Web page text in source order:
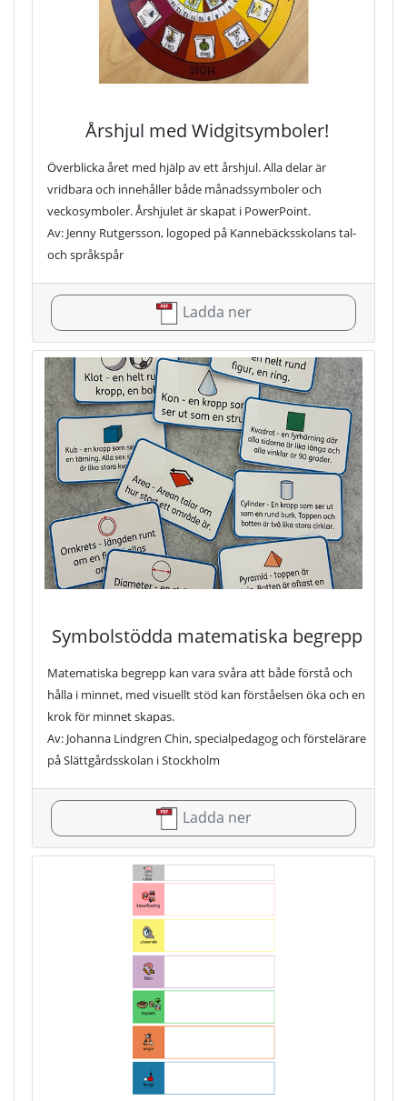
Årshjul med Widgitsymboler!
Överblicka året med hjälp av ett årshjul. Alla delar är
vridbara och innehåller både månadssymboler och
veckosymboler. Årshjulet är skapat i PowerPoint.
Av: Jenny Rutgersson, logoped på Kannebäcksskolans tal-
och språkspår
Ladda ner
Symbolstödda matematiska begrepp
Matematiska begrepp kan vara svåra att både förstå och
hålla i minnet, med visuellt stöd kan förståelsen öka och en
krok för minnet skapas.
Av: Johanna Lindgren Chin, specialpedagog och förstelärare
på Slättgårdsskolan i Stockholm
Ladda ner